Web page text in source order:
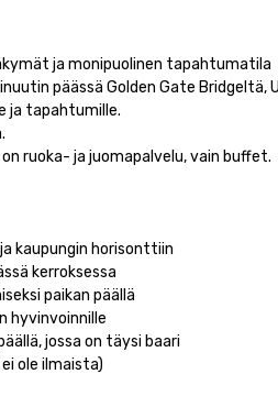
ja monipuolinen tapahtumatila
päässä Golden Gate Bridgeltä,
ja tapahtumille.
ruoka- ja juomapalvelu, vain buffet.
kaupungin horisonttiin
kerroksessa
paikan päällä
hyvinvoinnille
jossa on täysi baari
ole ilmaista)